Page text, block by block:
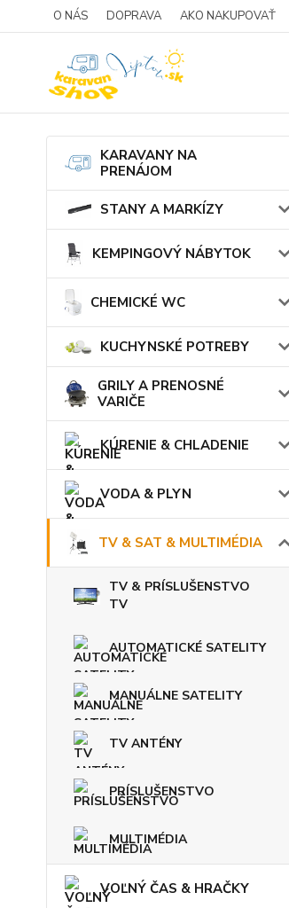
O NÁS DOPRAVA AKO NAKUPOVAŤ
KARAVANY NA
PRENÁJOM
STANY A MARKÍZY
KEMPINGOVÝ NÁBYTOK
CHEMICKÉ WC
KUCHYNSKÉ POTREBY
GRILY A PRENOSNÉ
VARIČE
KÚRENIE & CHLADENIE
VODA & PLYN
TV & SAT & MULTIMÉDIA
TV & PRÍSLUŠENSTVO
TV
AUTOMATICKÉ SATELITY
MANUÁLNE SATELITY
TV ANTÉNY
PRÍSLUŠENSTVO
MULTIMÉDIA
VOĽNÝ ČAS & HRAČKY